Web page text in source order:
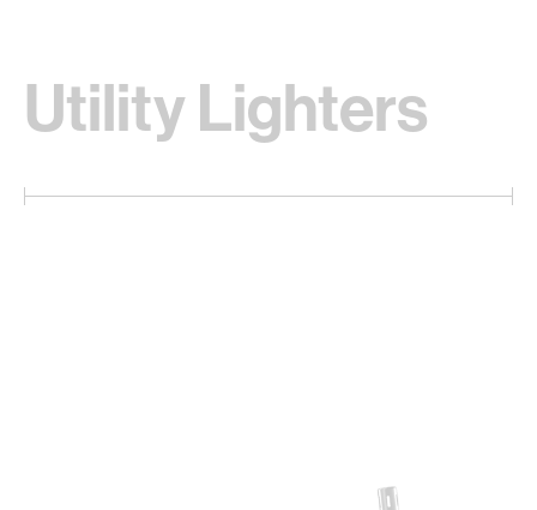
Utility Lighters